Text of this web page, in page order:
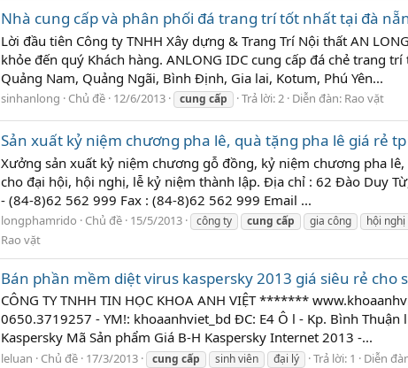
Nhà cung cấp và phân phối đá trang trí tốt nhất tại đà
Lời đầu tiên Công ty TNHH Xây dựng & Trang Trí Nội thất AN
khỏe đến quý Khách hàng. ANLONG IDC cung cấp đá chẻ trang
Quảng Nam, Quảng Ngãi, Bình Định, Gia lai, Kotum, Phú Yên...
sinhanlong Chủ đề 12/6/2013 cung cấp Trả lời: 2 Diễn đàn: Rao vặt
Sản xuất kỷ niệm chương pha lê, quà tặng pha lê giá rẻ
Xưởng sản xuất kỷ niệm chương gỗ đồng, kỷ niệm chương pha
cho đại hội, hội nghị, lễ kỷ niệm thành lập. Địa chỉ : 62 Đào Duy
- (84-8)62 562 999 Fax : (84-8)62 562 999 Email ...
longphamrido Chủ đề 15/5/2013 công ty cung cấp gia công hội nghị
Rao vặt
Bán phần mềm diệt virus kaspersky 2013 giá siêu rẻ cho
CÔNG TY TNHH TIN HỌC KHOA ANH VIỆT *******
0650.3719257 - YM!: khoaanhviet_bd ĐC: E4 Ô l - Kp. Bình
Kaspersky Mã Sản phẩm Giá B-H Kaspersky Internet 2013 -...
leluan Chủ đề 17/3/2013 cung cấp sinh viên đại lý Trả lời: 1 Diễn